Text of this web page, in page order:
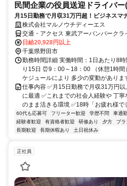
民間企業の役員送迎ドライバ
月15日勤務で月収31万円超！ビジネスマ
株式会社マルノウチディーエス
交通・アクセス 東武アーバンパークラ
勤OK！駐車場完備。地元で慣れた道か
日給20,928円以上
千葉県野田市
勤務時間詳細 実働時間：1日あたり8
り15日 ⏰9：00～18：00 （休憩1時
ケジュールにより 多少の変動がありま
仕事内容 ✅月15日勤務で月収31万円
に最適 ✅これまでの社会人経験や 丁
のまま活きる環境 ✅18時「お疲れ様で
60代も応募可 フリーター歓迎 学歴不問 車通
経験者歓迎
有資格者歓迎 研修あり 夕方 ブ
長期歓迎
長期休暇あり 土日祝休み
正社員